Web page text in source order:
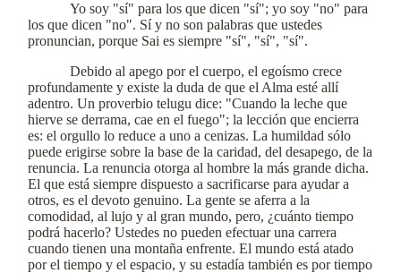
Yo soy "sí" para los que dicen "sí"; yo soy "no" para
los que dicen "no". Sí y no son palabras que ustedes
pronuncian, porque Sai es siempre "sí", "sí", "sí".
Debido al apego por el cuerpo, el egoísmo crece
profundamente y existe la duda de que el Alma esté allí
adentro. Un proverbio telugu dice: "Cuando la leche que
hierve se derrama, cae en el fuego"; la lección que encierra
es: el orgullo lo reduce a uno a cenizas. La humildad sólo
puede erigirse sobre la base de la caridad, del desapego, de la
renuncia. La renuncia otorga al hombre la más grande dicha.
El que está siempre dispuesto a sacrificarse para ayudar a
otros, es el devoto genuino. La gente se aferra a la
comodidad, al lujo y al gran mundo, pero, ¿cuánto tiempo
podrá hacerlo? Ustedes no pueden efectuar una carrera
cuando tienen una montaña enfrente. El mundo está atado
por el tiempo y el espacio, y su estadía también es por tiempo